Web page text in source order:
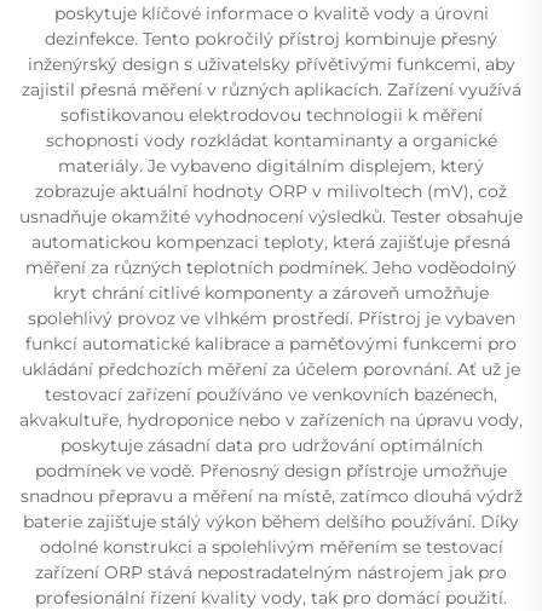
poskytuje klíčové informace o kvalitě vody a úrovni
dezinfekce. Tento pokročilý přístroj kombinuje přesný
inženýrský design s uživatelsky přívětivými funkcemi, aby
zajistil přesná měření v různých aplikacích. Zařízení využívá
sofistikovanou elektrodovou technologii k měření
schopnosti vody rozkládat kontaminanty a organické
materiály. Je vybaveno digitálním displejem, který
zobrazuje aktuální hodnoty ORP v milivoltech (mV), což
usnadňuje okamžité vyhodnocení výsledků. Tester obsahuje
automatickou kompenzaci teploty, která zajišťuje přesná
měření za různých teplotních podmínek. Jeho voděodolný
kryt chrání citlivé komponenty a zároveň umožňuje
spolehlivý provoz ve vlhkém prostředí. Přístroj je vybaven
funkcí automatické kalibrace a paměťovými funkcemi pro
ukládání předchozích měření za účelem porovnání. Ať už je
testovací zařízení používáno ve venkovních bazénech,
akvakultuře, hydroponice nebo v zařízeních na úpravu vody,
poskytuje zásadní data pro udržování optimálních
podmínek ve vodě. Přenosný design přístroje umožňuje
snadnou přepravu a měření na místě, zatímco dlouhá výdrž
baterie zajišťuje stálý výkon během delšího používání. Díky
odolné konstrukci a spolehlivým měřením se testovací
zařízení ORP stává nepostradatelným nástrojem jak pro
profesionální řízení kvality vody, tak pro domácí použití.